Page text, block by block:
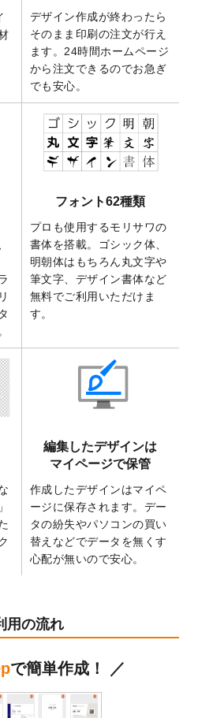
した。
クリアファイルバッグ が作成で
なりました！
年の年賀状デザインテンプレート
しました。
・寒中見舞いのデザインテンプ
開いたしました。
上の写真やイラスト素材が無料
プリントのデザインテンプレー
たしました。
のデザインテンプレートを追加
プリントのデザインテンプレー
たしました。
月始まりのカレンダーデザイン
トを公開いたしました。
機能
」を実装しました。
インテンプレートを追加しまし
した。
テープのデザインテンプレート
した。
データ形式が増えました。
、eps、tifに対応）
4月始まりのカレンダーデザイン
状のデザインテンプレート
のデザインテンプレート
の年賀状デザインテンプレート
デザイン作成が終わったら
そのまま印刷の注文が行え
ます。24時間ホームページ
から注文できるのでお急ぎ
でも安心。
フォント62種類
プロも使用するモリサワの
書体を搭載。ゴシック体、
明朝体はもちろん丸文字や
筆文字、デザイン書体など
無料でご利用いただけま
す。
編集したデザインは
マイページで保管
作成したデザインはマイペ
ージに保存されます。デー
タの紛失やパソコンの買い
替えなどでデータを無くす
心配が無いので安心。
用の流れ
で簡単作成！ ／